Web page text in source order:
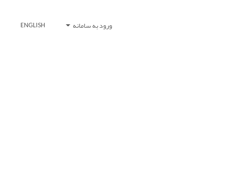
ورود به سامانه ENGLISH